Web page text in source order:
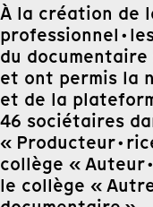
À la création de
du
et ont permis la
et de la
46 sociétaires
«
collège «
le collège «